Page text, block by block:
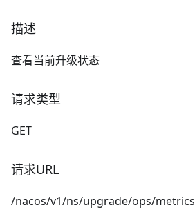
描述
查看当前升级状态
请求类型
GET
请求URL
/nacos/v1/ns/upgrade/ops/metrics